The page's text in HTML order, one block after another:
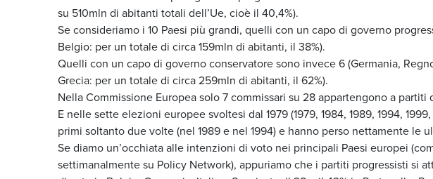
su 510mln di abitanti totali dell’Ue, cioè il 40,4%).
Se consideriamo i 10 Paesi più grandi, quelli con un capo di governo
Belgio: per un totale di circa 159mln di abitanti, il 38%).
Quelli con un capo di governo conservatore sono invece 6 (Germania,
Grecia: per un totale di circa 259mln di abitanti, il 62%).
Nella Commissione Europea solo 7 commissari su 28 appartengono a
E nelle sette elezioni europee svoltesi dal 1979 (1979, 1984, 1989, 1994,
primi soltanto due volte (nel 1989 e nel 1994) e hanno perso nettamente le
Se diamo un’occhiata alle intenzioni di voto nei principali Paesi europei
settimanalmente su Policy Network), appuriamo che i partiti progressisti si